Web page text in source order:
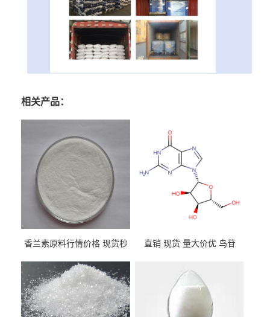
相关产品：
香兰素原料行情价格 现货秒
直销 现货 量大价优 鸟苷